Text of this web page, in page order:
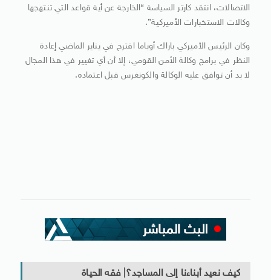
الاتصالات، انتقد كارتر السياسة “الخارجة عن أية قواعد التي تنتهجها
وكالات الاستخبارات الأميركية”.
وكان الرئيس الأميركي باراك أوباما اقترح في يناير الماضي إعادة
النظر في برامج وكالة الأمن القومي، إلا أن أي تغيير في هذا المجال
لا بد أن توافق عليه الوكالة والكونغرس قبل اعتماده.
كيف نعيد أبناءنا إلى المساجد؟| فقه الحياة